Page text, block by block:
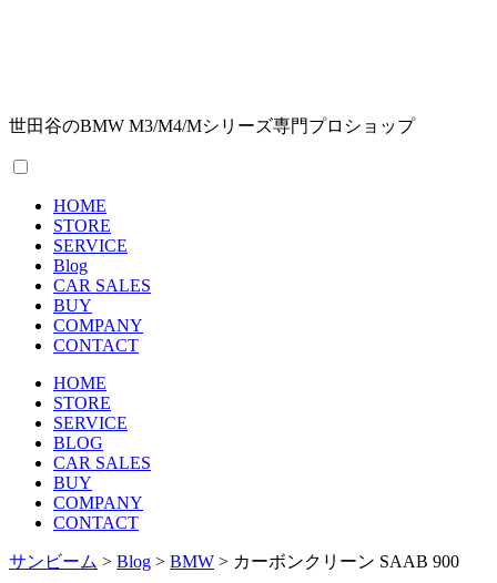
世田谷のBMW M3/M4/Mシリーズ専門プロショップ
HOME
STORE
SERVICE
Blog
CAR SALES
BUY
COMPANY
CONTACT
HOME
STORE
SERVICE
BLOG
CAR SALES
BUY
COMPANY
CONTACT
サンビーム > Blog > BMW > カーボンクリーン SAAB 900